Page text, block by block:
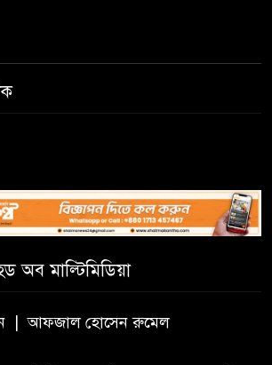
জুড়ীতে চা শ্রমিকদের এক দফা
১০ আগস্ট
সরকারি টিচার্স ট্রেনিং কলেজে
সাহিত্য ও সাংস্কৃতিক সপ্তাহের
বড়লেখায় দক্ষিণভাগ এনসিএম উচ্চ
অব মাল্টিমিডিয়া
| আফজাল হোসেন রুমেল